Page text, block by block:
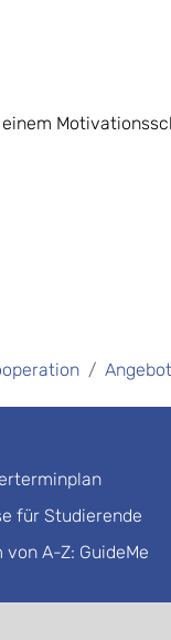
für Studierende
von A-Z: GuideMe